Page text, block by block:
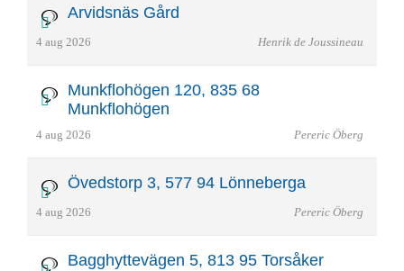
Arvidsnäs Gård
4 aug 2026 Henrik de Joussineau
Munkflohögen 120, 835 68
Munkflohögen
4 aug 2026 Pereric Öberg
Övedstorp 3, 577 94 Lönneberga
4 aug 2026 Pereric Öberg
Bagghyttevägen 5, 813 95 Torsåker